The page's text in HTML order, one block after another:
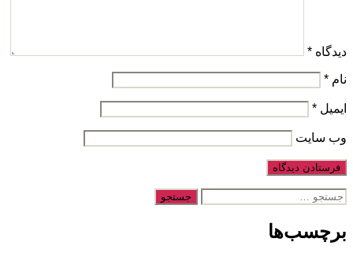
دیدگاه *
نام *
ایمیل *
وب‌ سایت
جستجوی
برچسب‌ها